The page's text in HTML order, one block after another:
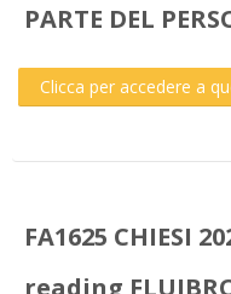
PARTE DEL
Clicca per accedere a
FA1625 CHIESI